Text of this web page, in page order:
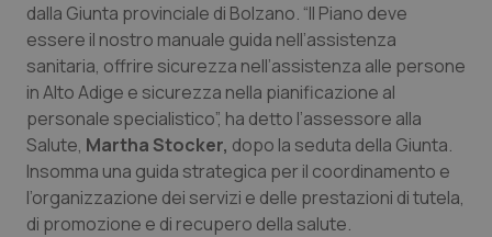
Basilicata
Calabria
Campania
Emilia-Romagna
Artrite & artrosi
Asma & BPCO
Car-T
Colesterolo & coronaropatie
QS Club Newsletter
dalla Giunta provinciale di Bolzano. “Il Piano deve
essere il nostro manuale guida nell’assistenza
sanitaria, offrire sicurezza nell’assistenza alle persone
in Alto Adige e sicurezza nella pianificazione al
personale specialistico”, ha detto l’assessore alla
Salute, Martha Stocker, dopo la seduta della Giunta.
Insomma una guida strategica per il coordinamento e
l’organizzazione dei servizi e delle prestazioni di tutela,
di promozione e di recupero della salute.